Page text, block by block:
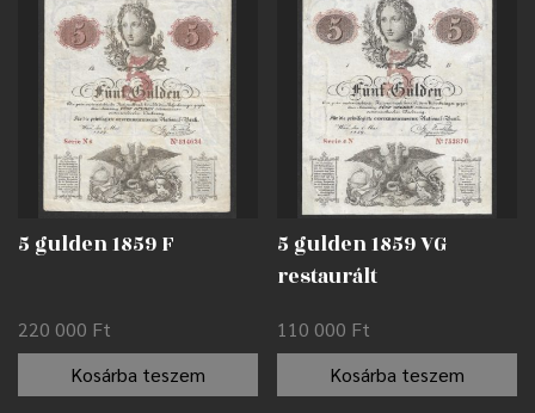
5 gulden 1859 F
220 000 Ft
Kosárba teszem
5 gulden 1859 VG
restaurált
110 000 Ft
Kosárba teszem